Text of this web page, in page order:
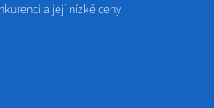
a její nízké ceny